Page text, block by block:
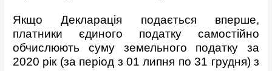
Якщо Декларація подається вперше,
платники єдиного податку самостійно
обчислюють суму земельного податку за
2020 рік (за період з 01 липня по 31 грудня) з